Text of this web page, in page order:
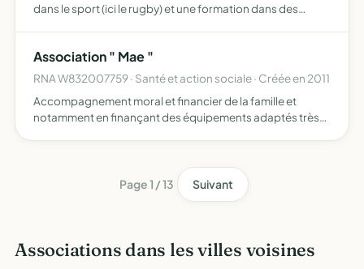
dans le sport (ici le rugby) et une formation dans des
Association " Mae "
RNA W832007759 · Santé et action sociale · Créée en 2011
Accompagnement moral et financier de la famille et
notamment en finançant des équipements adaptés très
Page 1 / 13 Suivant
Associations dans les villes voisines